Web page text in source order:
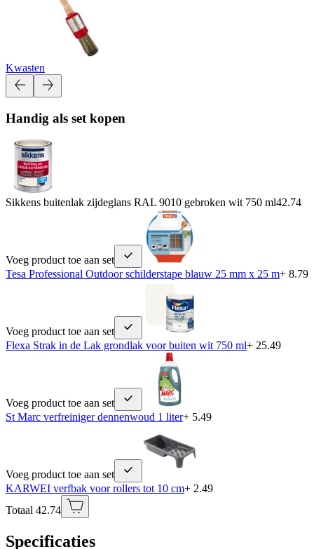
Kwasten
Handig als set kopen
Sikkens buitenlak zijdeglans RAL 9010 gebroken wit 750 ml42.74
Voeg product toe aan set
Tesa Professional Outdoor schilderstape blauw 25 mm x 25 m+ 8.79
Voeg product toe aan set
Flexa Strak in de Lak grondlak voor buiten wit 750 ml+ 25.49
Voeg product toe aan set
St Marc verfreiniger dennenwoud 1 liter+ 5.49
Voeg product toe aan set
KARWEI verfbak voor rollers tot 10 cm+ 2.49
Totaal 42.74
Specificaties